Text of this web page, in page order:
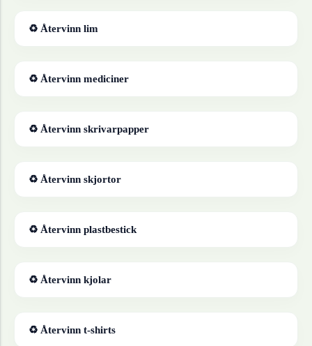
♻ Återvinn lim
♻ Återvinn mediciner
♻ Återvinn skrivarpapper
♻ Återvinn skjortor
♻ Återvinn plastbestick
♻ Återvinn kjolar
♻ Återvinn t-shirts